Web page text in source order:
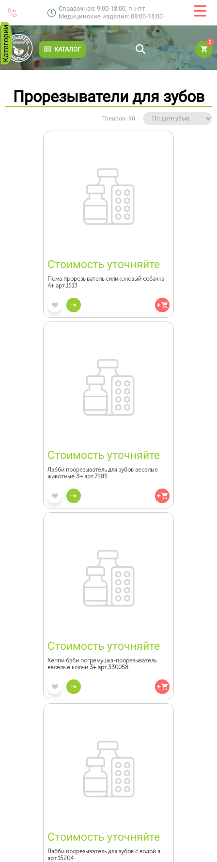
Справочная: 9:00-18:00, пн-пт
Медицинские изделия: 08:00-18:00
КАТАЛОГ
0
Категории
Прорезыватели для зубов
Товаров: 90
Стоимость уточняйте
Пома прорезыватель силиконовый собачка
4+ арт.1513
Стоимость уточняйте
Лабби прорезыватель для зубов веселые
животные 3+ арт.7285
Стоимость уточняйте
Хеппи бэби погремушка-прорезыватель
весёлые ключи 3+ арт.330058
Стоимость уточняйте
Лабби прорезыватель для зубов с водой а
арт.15204